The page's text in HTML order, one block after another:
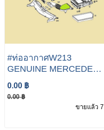
#ท่ออากาศW213
GENUINE MERCEDES
BENZ E CLASS W213
2016- AIR INTAKE
FRONT PANEL
0.00 ฿
0.00 ฿
ขายแล้ว 7